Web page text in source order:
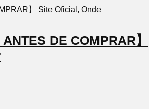
DE COMPRAR】